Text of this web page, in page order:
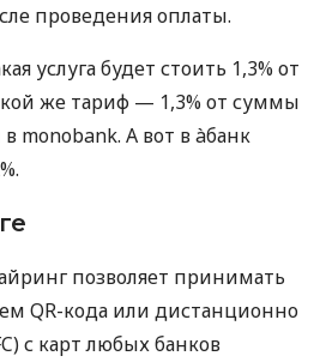
проведения оплаты.
услуга будет стоить 1,3% от
же тариф — 1,3% от суммы
monobank. А вот в àбанк
позволяет принимать
QR-кода или дистанционно
с карт любых банков